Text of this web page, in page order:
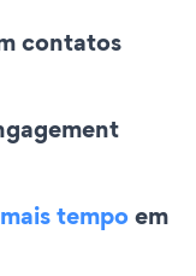
contatos
tempoem